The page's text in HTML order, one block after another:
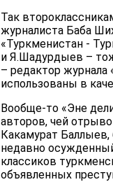
Так
журналиста Баба
«Туркменистан -
и Я.Шадурдыев –
– редактор журнала
использованы в
Вообще-то «Эне
авторов, чей
Какамурат
недавно
классиков
объявленных